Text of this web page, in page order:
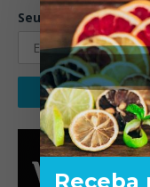
Seu email: